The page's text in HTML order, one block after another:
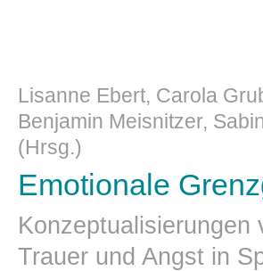
Lisanne Ebert, Carola
Benjamin Meisnitzer,
(Hrsg.)
Emotionale
Konzeptualisierungen
Trauer und Angst in